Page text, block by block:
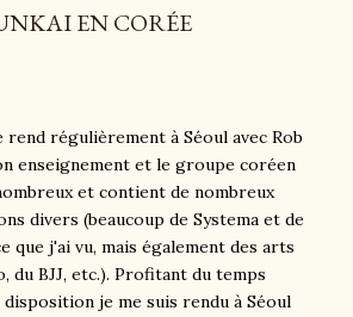
EN CORÉE
rend régulièrement à Séoul avec Rob
enseignement et le groupe coréen
et contient de nombreux
divers (beaucoup de Systema et de
que j'ai vu, mais également des arts
du BJJ, etc.). Profitant du temps
disposition je me suis rendu à Séoul